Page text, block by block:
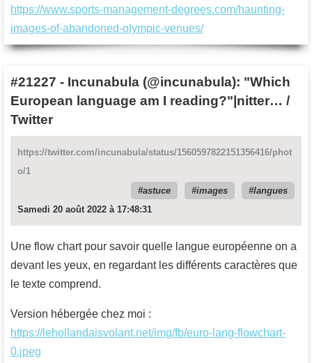
https://www.sports-management-degrees.com/haunting-
images-of-abandoned-olympic-venues/
#21227 - Incunabula (@incunabula): "Which
European language am I reading?"|nitter… /
Twitter
https://twitter.com/incunabula/status/1560597822151356416/phot
o/1
astuce
images
langues
Samedi 20 août 2022 à 17:48:31
Une flow chart pour savoir quelle langue européenne on a
devant les yeux, en regardant les différents caractères que
le texte comprend.
Version hébergée chez moi :
https://lehollandaisvolant.net/img/fb/euro-lang-flowchart-
0.jpeg